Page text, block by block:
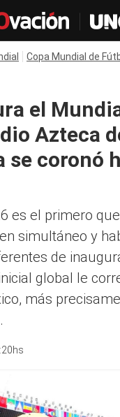
Copa Mundial de
el
Azteca
se coronó
es el primero
simultáneo y
de
global le
más